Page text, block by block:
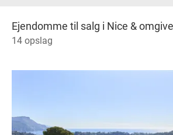
Ejendomme til salg i Nice &
14 opslag